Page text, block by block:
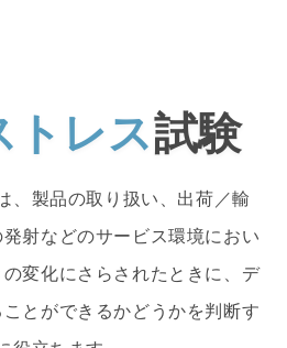
トレス試験
、製品の取り扱い、出荷／輸
射などのサービス環境におい
変化にさらされたときに、デ
とができるかどうかを判断す